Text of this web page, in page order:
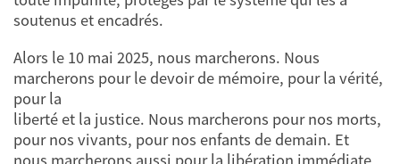
soutenus et encadrés.
Alors le 10 mai 2025, nous marcherons. Nous
marcherons pour le devoir de mémoire, pour la vérité,
pour la
liberté et la justice. Nous marcherons pour nos morts,
pour nos vivants, pour nos enfants de demain. Et
nous marcherons aussi pour la libération immédiate